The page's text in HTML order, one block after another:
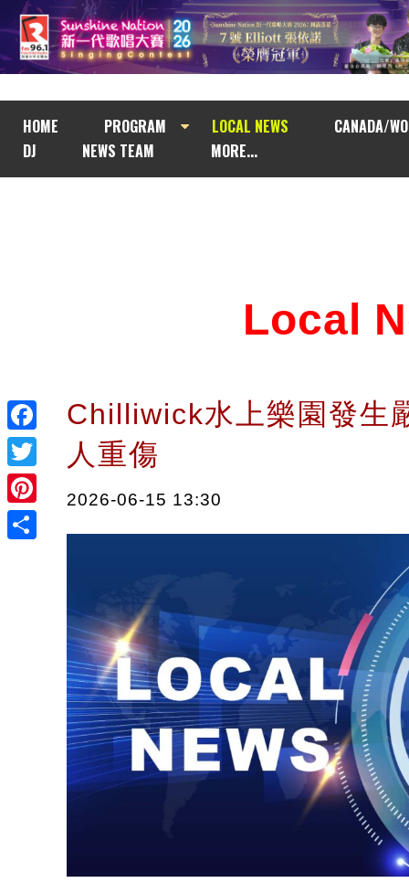
HOME PROGRAM LOCAL NEWS
CANADA/
DJ
NEWS TEAM MORE...
Facebook
Twitter
Pinterest
Local
Chilliwick水上樂園發生
人重傷
2026-06-15 13:30